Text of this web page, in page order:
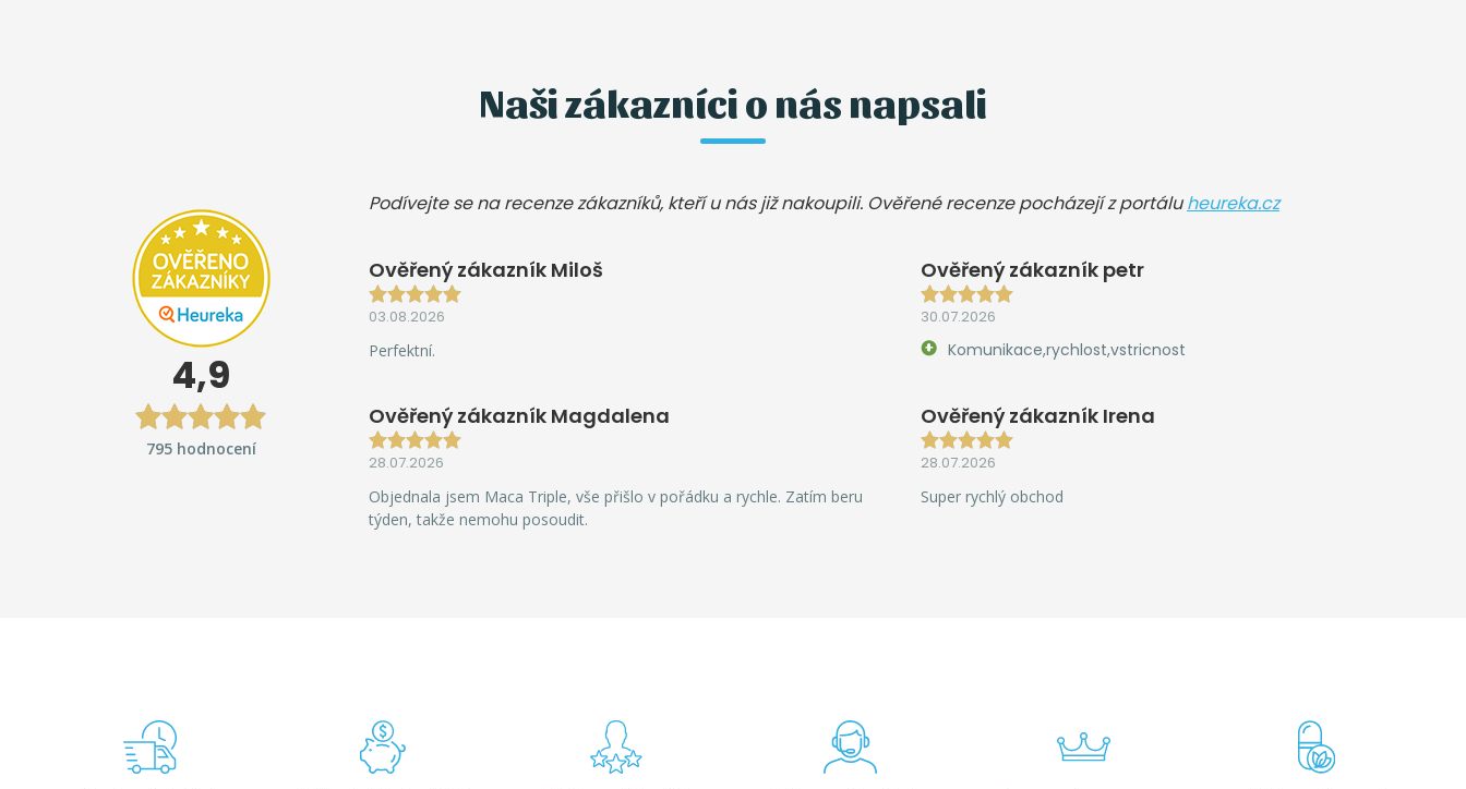
Naši zákazníci o nás napsali
4,9
795 hodnocení
Podívejte se na recenze zákazníků, kteří u nás již nakoupili. Ověřené recenze pocházejí z portáluheureka.cz
Ověřený zákazník Miloš
03.08.2026
Perfektní.
Ověřený zákazník petr
30.07.2026
Komunikace,rychlost,vstricnost
Ověřený zákazník Magdalena
28.07.2026
Objednala jsem Maca Triple, vše přišlo v pořádku a rychle. Zatím beru
týden, takže nemohu posoudit.
Ověřený zákazník Irena
28.07.2026
Super rychlý obchod